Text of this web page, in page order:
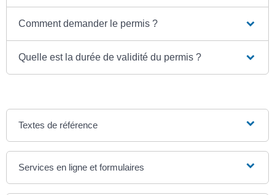
Comment demander le permis ?
Quelle est la durée de validité du permis ?
Textes de référence
Services en ligne et formulaires